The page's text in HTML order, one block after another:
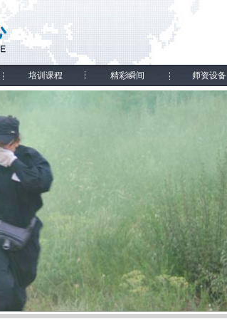
培训课程 精彩瞬间 师资设备